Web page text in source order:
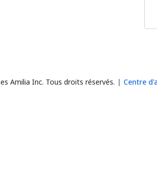
Amilia Inc. Tous droits réservés. Centre